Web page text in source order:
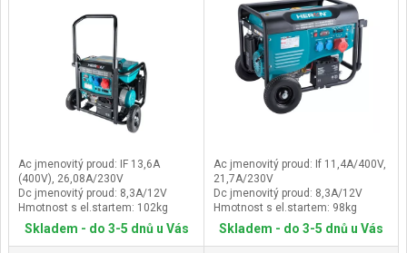
Ac jmenovitý proud: IF 13,6A
(400V), 26,08A/230V
Dc jmenovitý proud: 8,3A/12V
Hmotnost s el.startem: 102kg
Krytí: IP23
Skladem - do 3-5 dnů u Vás
Ac jmenovitý proud: If 11,4A/400V,
21,7A/230V
Dc jmenovitý proud: 8,3A/12V
Hmotnost s el.startem: 98kg
Krytí: IP23
Skladem - do 3-5 dnů u Vás